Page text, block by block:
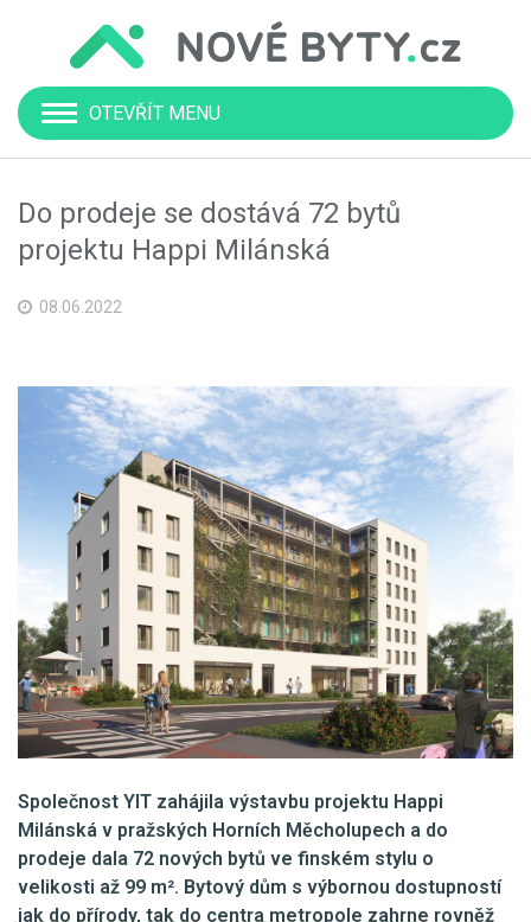
OTEVŘÍT MENU
Do prodeje se dostává 72 bytů
projektu Happi Milánská
08.06.2022
Společnost YIT zahájila výstavbu projektu Happi
Milánská v pražských Horních Měcholupech a do
prodeje dala 72 nových bytů ve finském stylu o
velikosti až 99 m². Bytový dům s výbornou dostupností
jak do přírody, tak do centra metropole zahrne rovněž